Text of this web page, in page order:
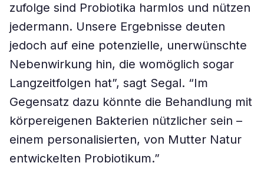
zufolge sind Probiotika harmlos und nützen
jedermann. Unsere Ergebnisse deuten
jedoch auf eine potenzielle, unerwünschte
Nebenwirkung hin, die womöglich sogar
Langzeitfolgen hat”, sagt Segal. “Im
Gegensatz dazu könnte die Behandlung mit
körpereigenen Bakterien nützlicher sein –
einem personalisierten, von Mutter Natur
entwickelten Probiotikum.”